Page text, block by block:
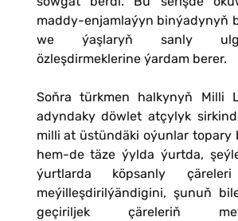
maddy-enjamlaýyn binýadynyň
we ýaşlaryň sanly
özleşdirmeklerine ýardam berer.
Soňra türkmen halkynyň Milli
adyndaky döwlet atçylyk
milli at üstündäki oýunlar topary
hem-de täze ýylda ýurtda,
ýurtlarda köpsanly çäreleri
meýilleşdirilýändigini, şunuň
geçiriljek çäreleriň